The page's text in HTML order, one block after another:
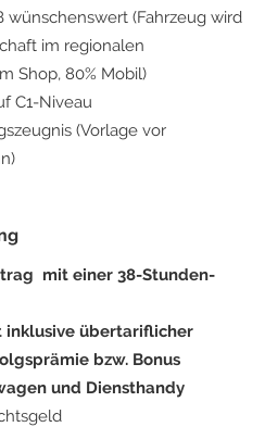
wünschenswert (Fahrzeug wird
im regionalen
Shop, 80% Mobil)
C1-Niveau
(Vorlage vor
mit einer 38-Stunden-
inklusive übertariflicher
bzw. Bonus
und Diensthandy